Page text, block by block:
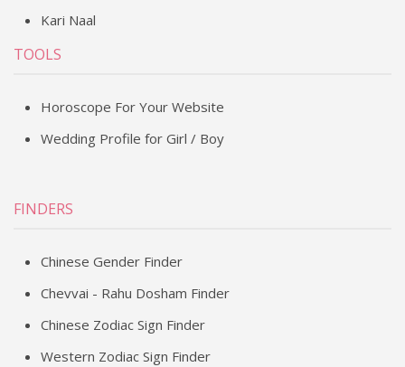
Kari Naal
TOOLS
Horoscope For Your Website
Wedding Profile for Girl / Boy
FINDERS
Chinese Gender Finder
Chevvai - Rahu Dosham Finder
Chinese Zodiac Sign Finder
Western Zodiac Sign Finder